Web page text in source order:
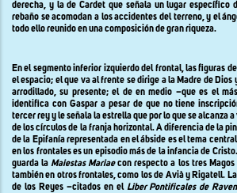
derecha, y la de Cardet que señala un lugar específico
rebaño se acomodan a los accidentes del terreno, y el
todo ello reunido en una composición de gran riqueza.
En el segmento inferior izquierdo del frontal, las figuras
el espacio; el que va al frente se dirige a la Madre de Dios
arrodillado, su presente; el de en medio –que es el
identifica con Gaspar a pesar de que no tiene
tercer rey y le señala la estrella que por lo que se alcanza
de los círculos de la franja horizontal.A diferencia de la
de la Epifanía representada en el ábside es el tema
en los frontales es un episodio más de la infancia de
guarda laMaiestas Mariaecon respecto a los tres
también en otros frontales, como los de Avià y Rigatell.
de los Reyes –citados en el Liber Pontificales de